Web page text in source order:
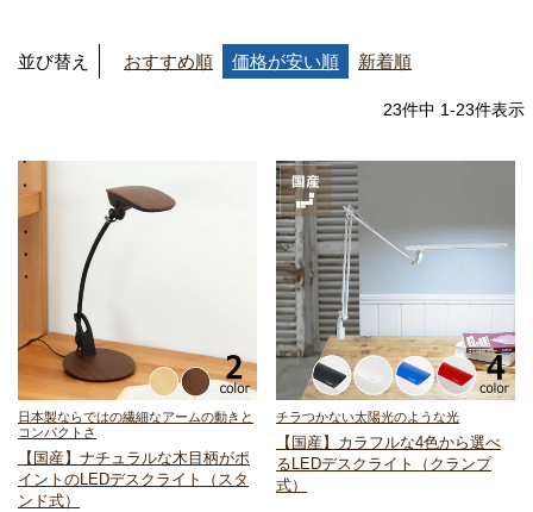
並び替え おすすめ順 価格が安い順 新着順
23件中 1-23件表示
日本製ならではの繊細なアームの動きと
コンパクトさ
【国産】ナチュラルな木目柄がポ
イントのLEDデスクライト（スタ
ンド式）
チラつかない太陽光のような光
【国産】カラフルな4色から選べ
る LEDデスクライト（クランプ
式）